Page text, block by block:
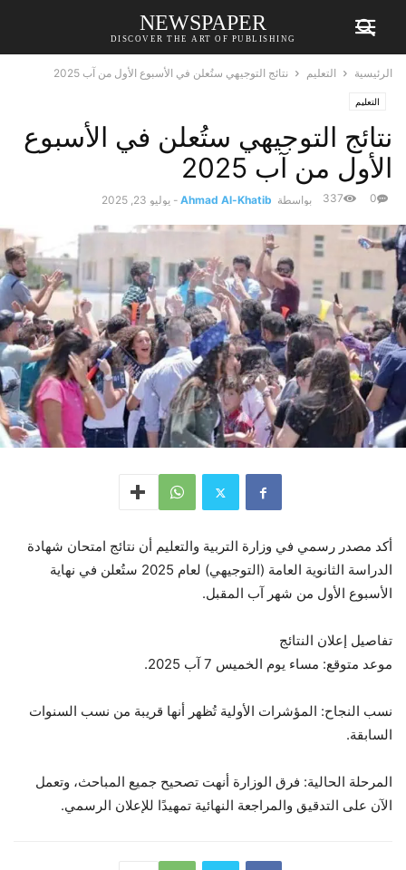
NEWSPAPER
DISCOVER THE ART OF PUBLISHING
الرئيسية التعليم نتائج التوجيهي ستُعلن في الأسبوع الأول من آب 2025
التعليم
نتائج التوجيهي ستُعلن في الأسبوع
الأول من آب 2025
بواسطة Ahmad Al-Khatib
- يوليو 23, 2025 0
337
أكد مصدر رسمي في وزارة التربية والتعليم أن نتائج امتحان شهادة
الدراسة الثانوية العامة (التوجيهي) لعام 2025 ستُعلن في نهاية
الأسبوع الأول من شهر آب المقبل.
تفاصيل إعلان النتائج
موعد متوقع: مساء يوم الخميس 7 آب 2025.
نسب النجاح: المؤشرات الأولية تُظهر أنها قريبة من نسب السنوات
السابقة.
المرحلة الحالية: فرق الوزارة أنهت تصحيح جميع المباحث، وتعمل
الآن على التدقيق والمراجعة النهائية تمهيدًا للإعلان الرسمي.